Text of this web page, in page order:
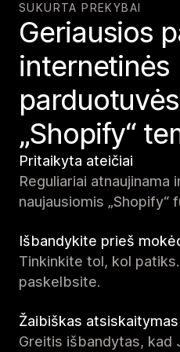
SUKURTA PREKYBAI
Geriausios
internetinės
„Shopify“
Pritaikyta ateičiai
Reguliariai atnaujinama
naujausiomis „Shopify“
Išbandykite prieš
Tinkinkite tol, kol
paskelbsite.
Žaibiškas atsiskaitymas
Greitis išbandytas, kad